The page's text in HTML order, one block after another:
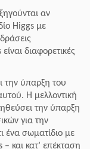
αν
Higgs με
διαφορετικές
την ύπαρξη του
Η μελλοντική
την ύπαρξη
για την
ένα σωματίδιο με
και κατ’ επέκταση